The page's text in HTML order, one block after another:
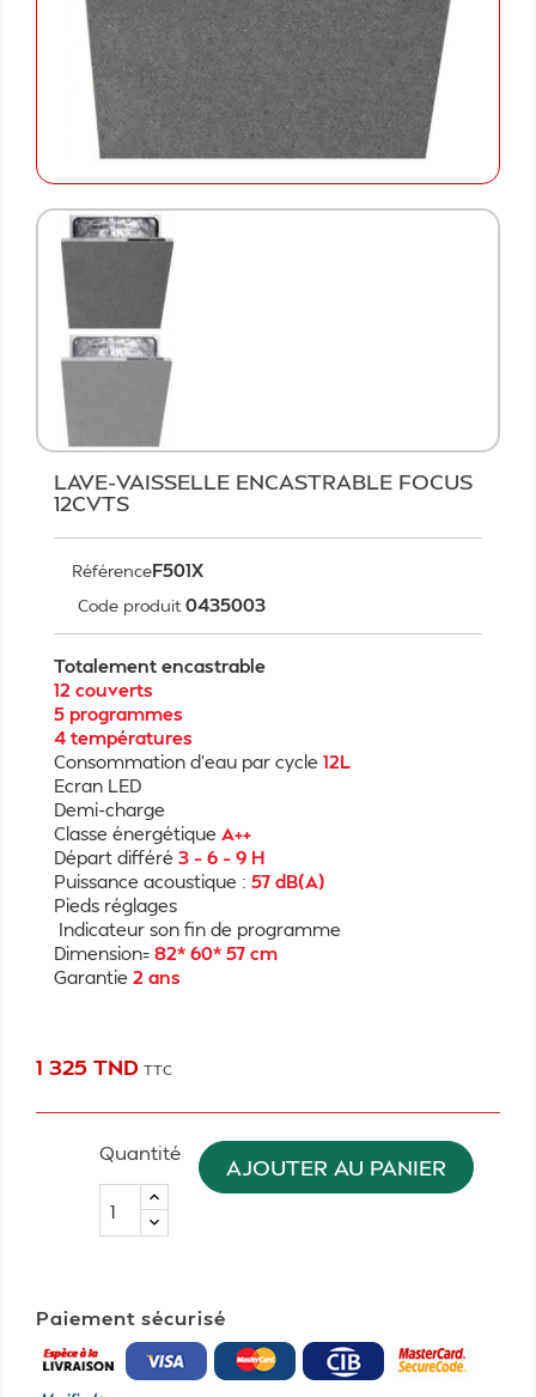
LAVE-VAISSELLE ENCASTRABLE FOCUS
12CVTS
Référence​F501X
Code produit 0435003
Totalement encastrable
12 couverts
5 programmes
4 températures
Consommation d'eau par cycle 12L
Ecran LED
Demi-charge
Classe énergétique A++
Départ différé 3 – 6 – 9 H
Puissance acoustique : 57 dB(A)
Pieds réglages
Indicateur son fin de programme
Dimension= 82* 60* 57 cm
Garantie 2 ans
1 325 TND TTC
Quantité
AJOUTER AU PANIER
Paiement sécurisé